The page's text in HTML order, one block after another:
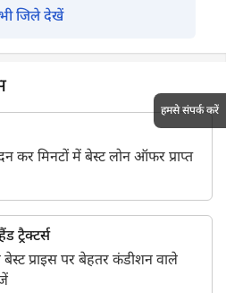
जिले देखें
मिनटों में बेस्ट लोन ऑफर प्राप्त
ट्रैक्टर्स
प्राइस पर बेहतर कंडीशन वाले
हमसे संपर्क करें